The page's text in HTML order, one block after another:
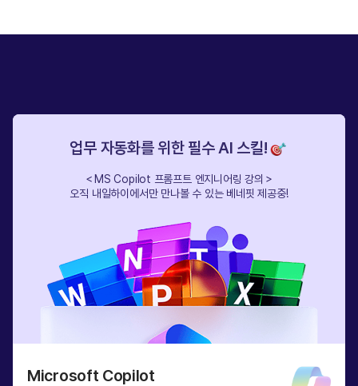
업무 자동화를 위한 필수 AI 스킬!
＜MS Copilot 프롬프트 엔지니어링 강의＞
오직 내일하이에서만 만나볼 수 있는 베네핏 제공중!
Microsoft Copilot